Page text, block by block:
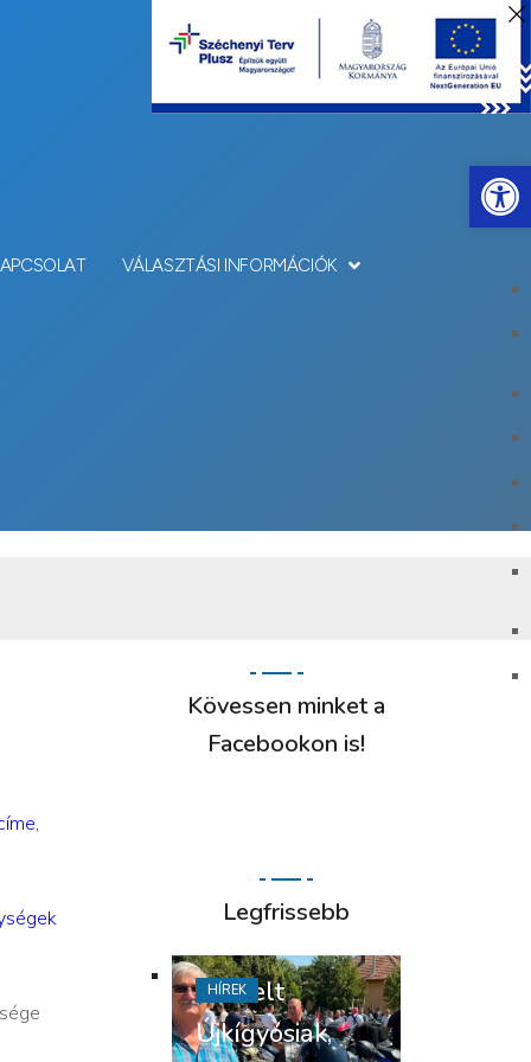
VÁLASZTÁSI INFORMÁCIÓK
Kövessen minket a
Facebookon is!
Legfrissebb
Tisztelt
Újkígyósiak,
HÍREK